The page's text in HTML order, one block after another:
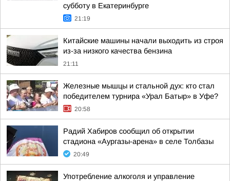
субботу в Екатеринбурге
21:19
Китайские машины начали выходить из строя
из-за низкого качества бензина
21:11
Железные мышцы и стальной дух: кто стал
победителем турнира «Урал Батыр» в Уфе?
20:58
Радий Хабиров сообщил об открытии
стадиона «Аургазы-арена» в селе Толбазы
20:49
Употребление алкоголя и управление